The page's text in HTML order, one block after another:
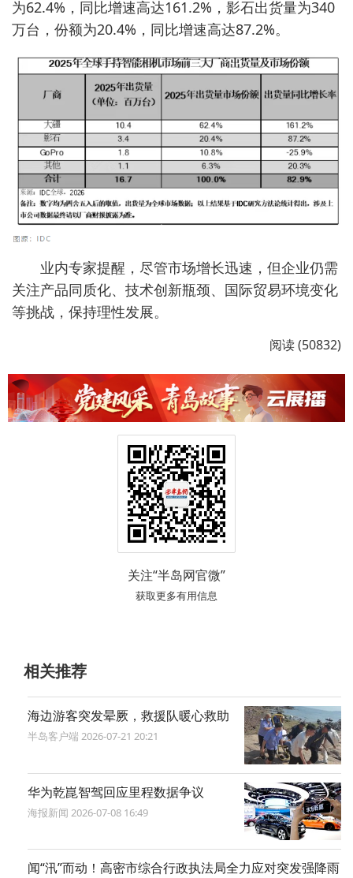
为62.4%，同比增速高达161.2%，影石出货量为340
万台，份额为20.4%，同比增速高达87.2%。
业内专家提醒，尽管市场增长迅速，但企业仍需
关注产品同质化、技术创新瓶颈、国际贸易环境变化
等挑战，保持理性发展。
阅读 (50832)
关注“半岛网官微”
获取更多有用信息
相关推荐
海边游客突发晕厥，救援队暖心救助
半岛客户端 2026-07-21 20:21
华为乾崑智驾回应里程数据争议
海报新闻 2026-07-08 16:49
闻“汛”而动！高密市综合行政执法局全力应对突发强降雨